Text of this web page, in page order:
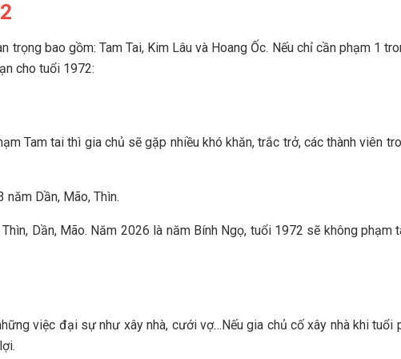
trọng bao gồm: Tam Tai, Kim Lâu và Hoang Ốc. Nếu chỉ cần phạm 1
cho tuổi 1972:
Tam tai thì gia chủ sẽ gặp nhiều khó khăn, trắc trở, các thành viên
năm Dần, Mão, Thìn.
Dần, Mão. Năm 2026 là năm Bính Ngọ, tuổi 1972 sẽ không phạm
việc đại sự như xây nhà, cưới vợ…Nếu gia chủ cố xây nhà khi tuổi